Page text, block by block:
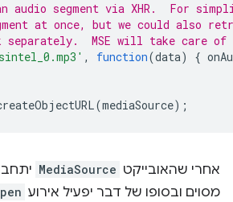
audio segment via XHR.  For
at once, but we could also
separately.  MSE will take care of
, function(data) {
(mediaSource);
אחרי שהאובייקט MediaSource
מסוים ובסופו של דבר יפעיל אירוע